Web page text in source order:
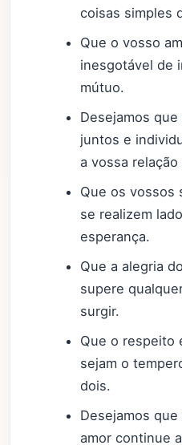
coisas simples
Que o vosso
inesgotável de
mútuo.
Desejamos
juntos e
a vossa
Que os vossos
se realizem
esperança.
Que a alegria
supere
surgir.
Que o respeito
sejam o
dois.
Desejamos
amor continue